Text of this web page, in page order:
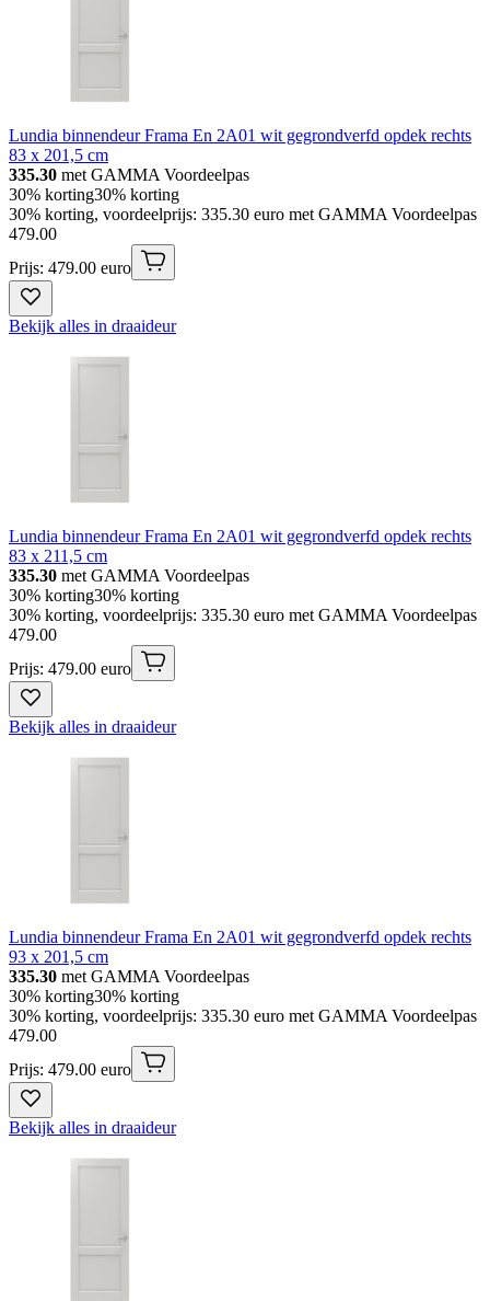
Lundia binnendeur Frama En 2A01 wit gegrondverfd opdek rechts
83 x 201,5 cm
335.30 met GAMMA Voordeelpas
30% korting30% korting
30% korting, voordeelprijs: 335.30 euro met GAMMA Voordeelpas
479.00
Prijs: 479.00 euro
Bekijk alles in draaideur
Lundia binnendeur Frama En 2A01 wit gegrondverfd opdek rechts
83 x 211,5 cm
335.30 met GAMMA Voordeelpas
30% korting30% korting
30% korting, voordeelprijs: 335.30 euro met GAMMA Voordeelpas
479.00
Prijs: 479.00 euro
Bekijk alles in draaideur
Lundia binnendeur Frama En 2A01 wit gegrondverfd opdek rechts
93 x 201,5 cm
335.30 met GAMMA Voordeelpas
30% korting30% korting
30% korting, voordeelprijs: 335.30 euro met GAMMA Voordeelpas
479.00
Prijs: 479.00 euro
Bekijk alles in draaideur